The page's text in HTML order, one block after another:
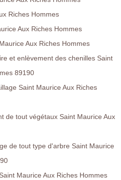
Riches Hommes
Aux Riches Hommes
Aux Riches Hommes
et enlèvement des chenilles Saint
89190
Saint Maurice Aux Riches
de tout végétaux Saint Maurice Aux
de tout type d'arbre Saint Maurice
Maurice Aux Riches Hommes